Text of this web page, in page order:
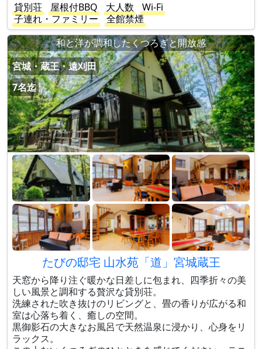
貸別荘
屋根付BBQ 大人数
Wi-Fi
子連れ・ファミリー
全館禁煙
和と洋が調和したくつろぎと開放感
宮城・蔵王・遠刈田
7名迄
たびの邸宅 山水苑「道」宮城蔵王
天窓から降り注ぐ暖かな日差しに包まれ、四季折々の美
しい風景と調和する贅沢な貸別荘。
洗練された吹き抜けのリビングと、畳の香りが広がる和
室は心落ち着く、癒しの空間。
黒御影石の大きなお風呂で天然温泉に浸かり、心身をリ
ラックス。